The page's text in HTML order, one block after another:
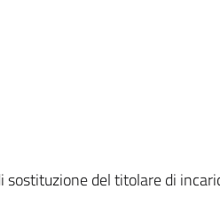
del titolare di